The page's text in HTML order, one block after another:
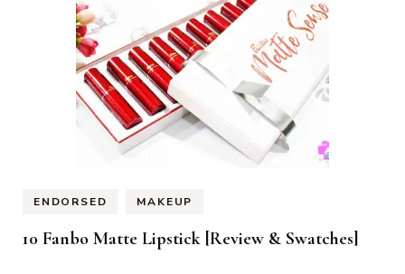
ENDORSED MAKEUP
10 Fanbo Matte Lipstick [Review & Swatches]